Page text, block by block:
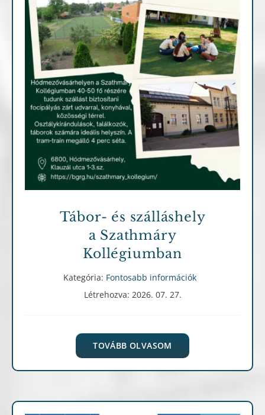
Fontosabb információk
Tábor- és szálláshely
a Szathmáry
Kollégiumban
Kategória: Fontosabb információk
Létrehozva: 2026. 07. 27.
TOVÁBB OLVASOM